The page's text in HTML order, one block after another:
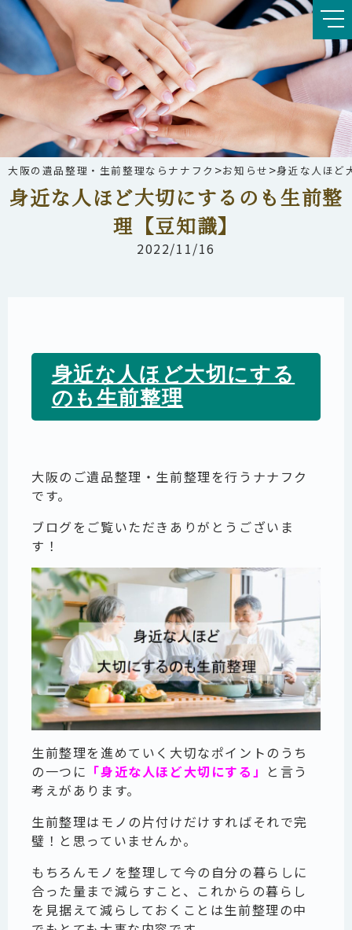
大阪の遺品整理・生前整理ならナナフク >お知らせ >身近な人ほど
身近な人ほど大切にするのも生前整
理【豆知識】
2022/11/16
身近な人ほど大切にする
のも生前整理
大阪のご遺品整理・生前整理を行うナナフク
です。
ブログをご覧いただきありがとうございま
す！
生前整理を進めていく大切なポイントのうち
の一つに 「身近な人ほど大切にする」 と言う
考えがあります。
生前整理はモノの片付けだけすればそれで完
璧！と思っていませんか。
もちろんモノを整理して今の自分の暮らしに
合った量まで減らすこと、これからの暮らし
を見据えて減らしておくことは生前整理の中